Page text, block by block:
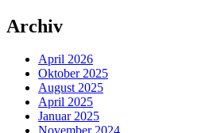
Archiv
April 2026
Oktober 2025
August 2025
April 2025
Januar 2025